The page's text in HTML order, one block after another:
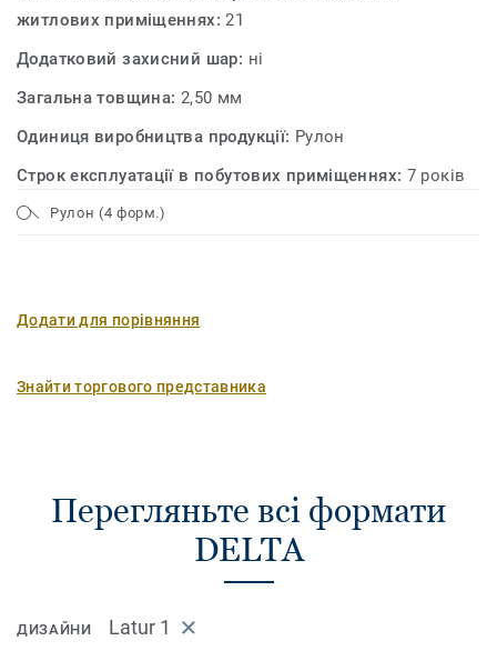
житлових приміщеннях:21
Додатковий захисний шар: ні
Загальна товщина: 2,50 мм
Одиниця виробництва продукції: Рулон
Строк експлуатації в побутових приміщеннях: 7 років
Рулон (4 форм.)
Додати для порівняння
Знайти торгового представника
Перегляньте всі формати
DELTA
ДИЗАЙНИ Latur 1